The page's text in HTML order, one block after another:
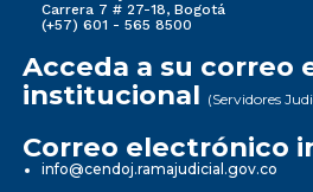
Carrera 7 # 27-18, Bogotá
(+57) 601 - 565 8500
Acceda a su correo
institucional (Servidores
Correo electrónico
info@cendoj.ramajudicial.gov.co